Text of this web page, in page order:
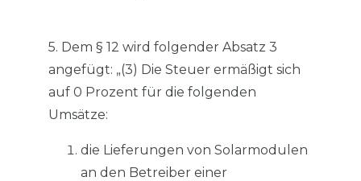
5. Dem § 12 wird folgender Absatz 3
angefügt: „(3) Die Steuer ermäßigt sich
auf 0 Prozent für die folgenden
Umsätze:
die Lieferungen von Solarmodulen
an den Betreiber einer